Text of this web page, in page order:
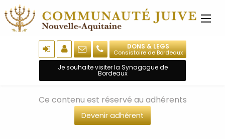
DONS & LEGS
Consistoire de Bordeaux
Je souhaite visiter la Synagogue de
Bordeaux
Ce contenu est réservé au adhérents
Devenir adhérent